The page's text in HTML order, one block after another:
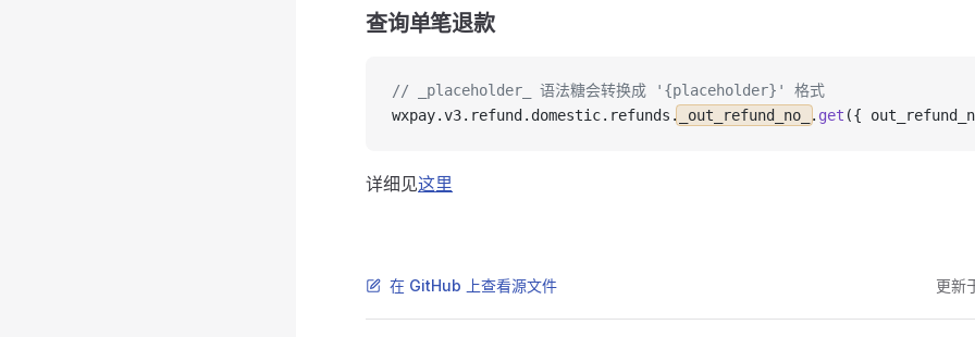
查询单笔退款
// _placeholder_ 语法糖会转换成 '{placeholder}' 格式
wxpay.v3. refund . domestic. refunds . _out_refund_no_ . get ({
详细见这里
在 GitHub 上查看源文件 更新